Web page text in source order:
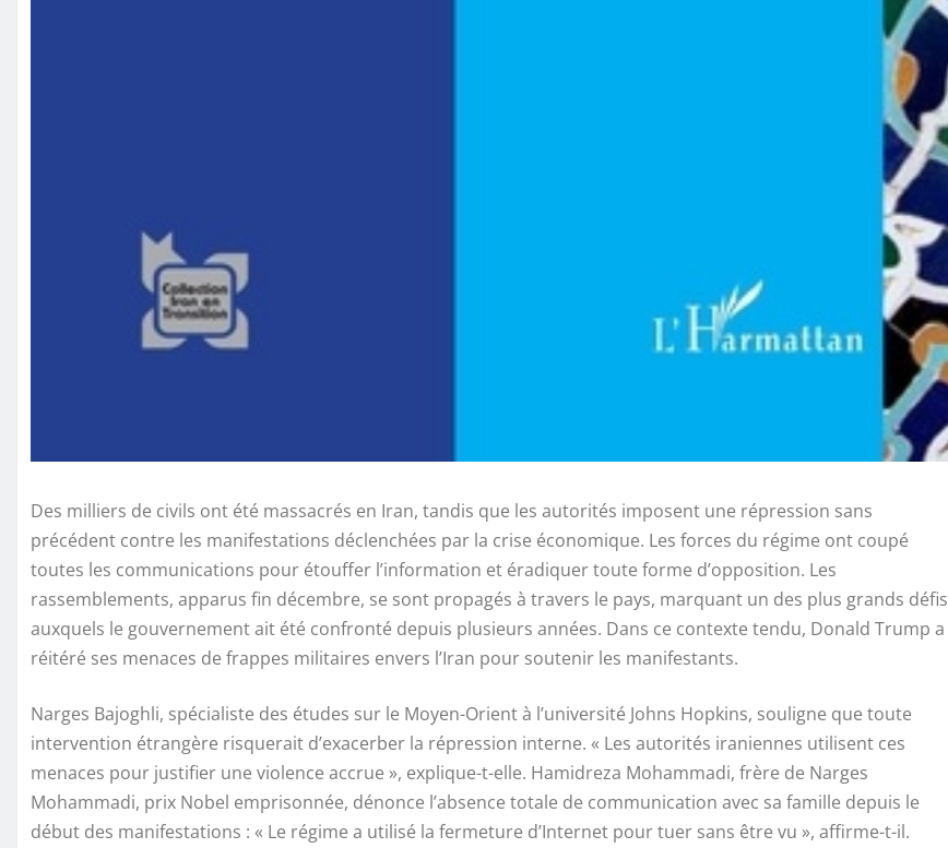
Des milliers de civils ont été massacrés en Iran, tandis que les autorités imposent une répression sans
précédent contre les manifestations déclenchées par la crise économique. Les forces du régime ont coupé
toutes les communications pour étouffer l’information et éradiquer toute forme d’opposition. Les
rassemblements, apparus fin décembre, se sont propagés à travers le pays, marquant un des plus grands défis
auxquels le gouvernement ait été confronté depuis plusieurs années. Dans ce contexte tendu, Donald Trump a
réitéré ses menaces de frappes militaires envers l’Iran pour soutenir les manifestants.
Narges Bajoghli, spécialiste des études sur le Moyen-Orient à l’université Johns Hopkins, souligne que toute
intervention étrangère risquerait d’exacerber la répression interne. « Les autorités iraniennes utilisent ces
menaces pour justifier une violence accrue », explique-t-elle. Hamidreza Mohammadi, frère de Narges
Mohammadi, prix Nobel emprisonnée, dénonce l’absence totale de communication avec sa famille depuis le
début des manifestations : « Le régime a utilisé la fermeture d’Internet pour tuer sans être vu », affirme-t-il.